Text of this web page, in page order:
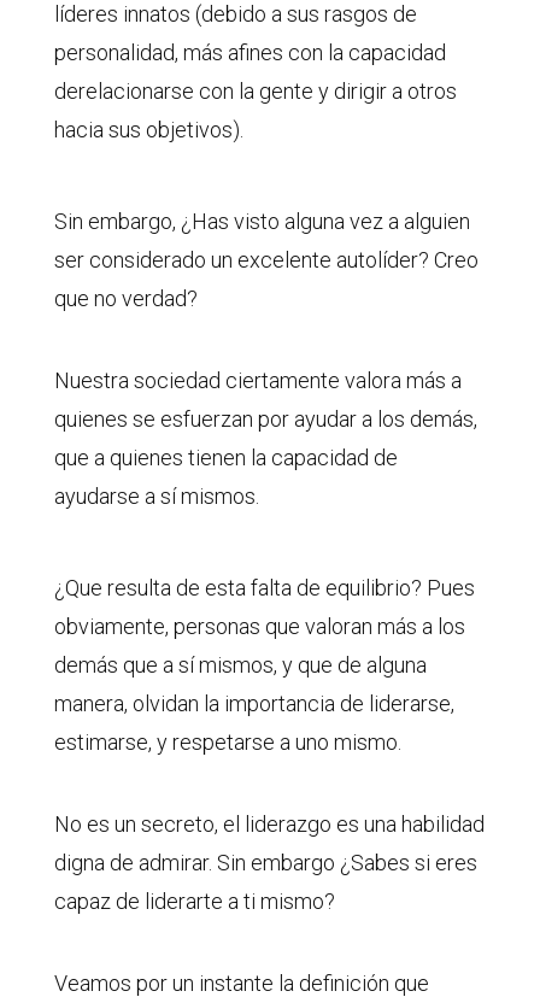
líderes innatos (debido a sus rasgos de
personalidad, más afines con la capacidad
derelacionarse con la gente y dirigir a otros
hacia sus objetivos).
Sin embargo, ¿Has visto alguna vez a alguien
ser considerado un excelente autolíder? Creo
que no verdad?
Nuestra sociedad ciertamente valora más a
quienes se esfuerzan por ayudar a los demás,
que a quienes tienen la capacidad de
ayudarse a sí mismos.
¿Que resulta de esta falta de equilibrio? Pues
obviamente, personas que valoran más a los
demás que a sí mismos, y que de alguna
manera, olvidan la importancia de liderarse,
estimarse, y respetarse a uno mismo.
No es un secreto, el liderazgo es una habilidad
digna de admirar. Sin embargo ¿Sabes si eres
capaz de liderarte a ti mismo?
Veamos por un instante la definición que